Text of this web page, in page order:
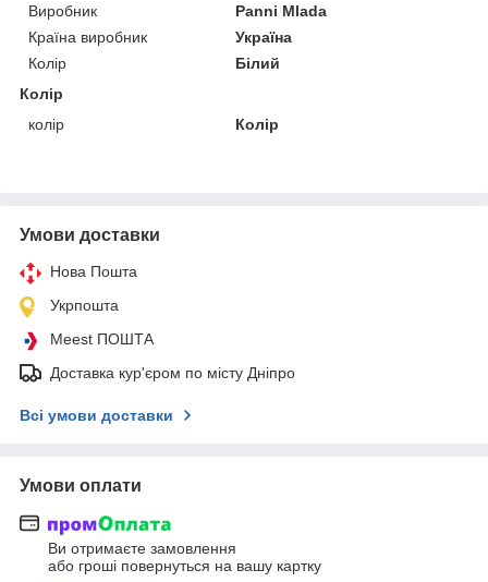
Виробник
Panni Mlada
Країна виробник
Україна
Колір
Білий
Колір
колір
Колір
Умови доставки
Нова Пошта
Укрпошта
Meest ПОШТА
Доставка кур'єром по місту Дніпро
Всі умови доставки
Умови оплати
Ви отримаєте замовлення
або гроші повернуться на вашу картку